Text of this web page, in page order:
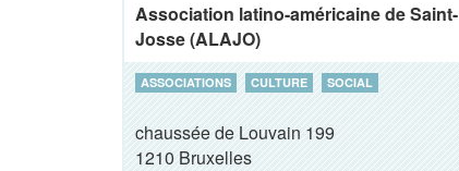
Association latino-américaine de Saint-
Josse (ALAJO)
ASSOCIATIONS CULTURE SOCIAL
chaussée de Louvain 199
1210Bruxelles